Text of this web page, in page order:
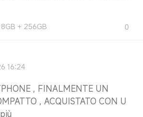
+ 256GB 0
16:24
, FINALMENTE UN
, ACQUISTATO CON U